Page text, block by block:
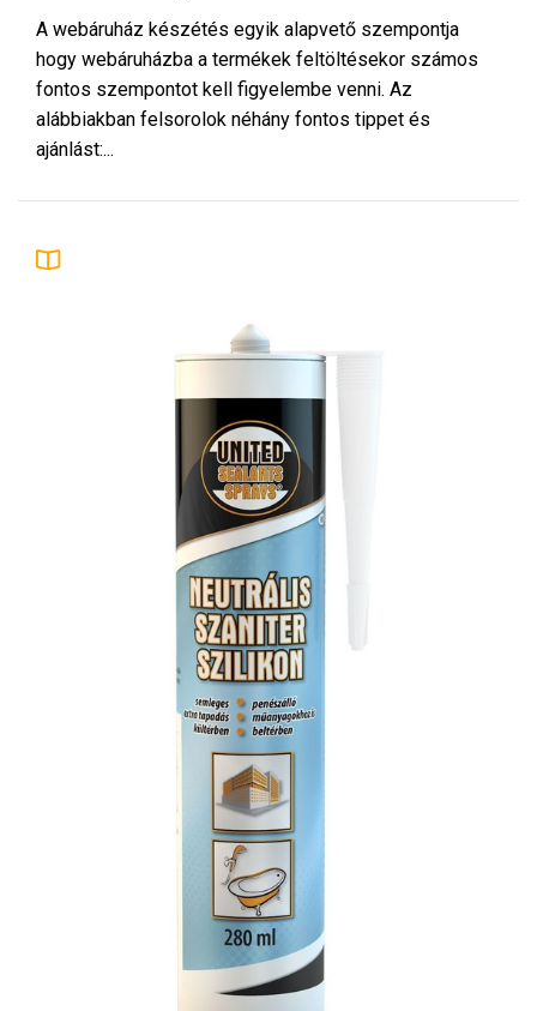
A webáruház készétés egyik alapvető szempontja
hogy webáruházba a termékek feltöltésekor számos
fontos szempontot kell figyelembe venni. Az
alábbiakban felsorolok néhány fontos tippet és
ajánlást:...